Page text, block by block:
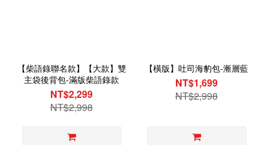
【柴語錄聯名款】【大款】雙
主袋後背包-滿版柴語錄款
NT$2,299
NT$2,998
【橫版】吐司海豹包-漸層藍
NT$1,699
NT$2,998